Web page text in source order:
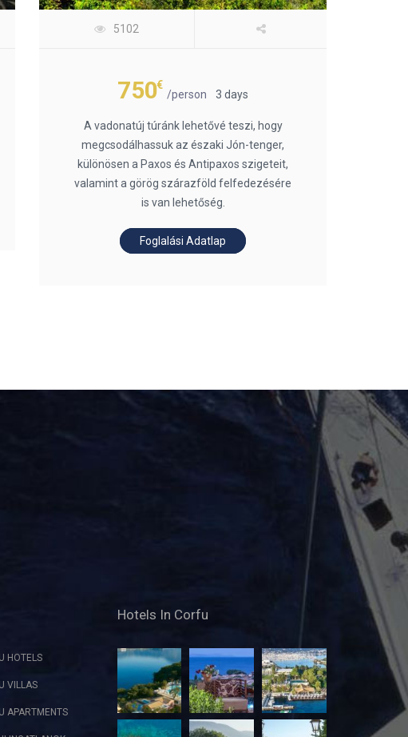
5102
750€
/person 3 days
A vadonatúj túránk lehetővé teszi, hogy
megcsodálhassuk az északi Jón-tenger,
különösen a Paxos és Antipaxos szigeteit,
valamint a görög szárazföld felfedezésére
is van lehetőség.
Foglalási Adatlap
HOTELS
VILLAS
APARTMENTS
Hotels In Corfu